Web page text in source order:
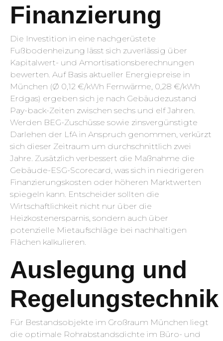
Finanzierung
Die Investition in eine nachgerüstete
Fußbodenheizung lässt sich zuverlässig über
Kapitalwert- und Amortisationsberechnungen
bewerten. Auf Basis aktueller Energiepreise in
München (Ø 0,12 €/kWh Fernwärme, 0,28 €/kWh
Erdgas) ergeben sich je nach Gebäudezustand
Pay-back-Zeiten zwischen sechs und elf Jahren.
Werden BEG-Zuschüsse sowie zinsvergünstigte
Darlehen der LfA in Anspruch genommen, verkürzt
sich dieser Zeitraum um durchschnittlich zwei
Jahre. Zusätzlich verbessert die Maßnahme die
Gebäude-ESG-Scorecard, was sich in niedrigeren
Finanzierungskosten oder höheren Marktwerten
spiegeln kann. Entscheider sollten die
Wirtschaftlichkeit nicht nur über die
Heizkostenersparnis, sondern auch über
potenzielle Mietauf­schläge bei nachhaltigen
Flächen kalkulieren.
Auslegung und
Regelungstechnik
Für Bestandsobjekte im Großraum München liegt
die optimale Rohrabstandsdichte im Büro- und